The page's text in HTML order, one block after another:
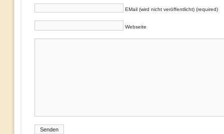
EMail (wird nicht veröffentlicht) (required)
Webseite